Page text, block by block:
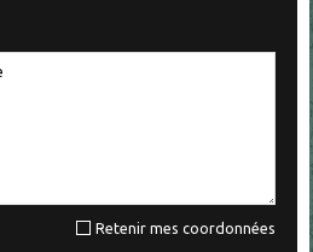
Retenir mes coordonnées